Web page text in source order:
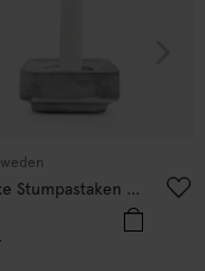
Ljusstake Stumpastaken Ettan